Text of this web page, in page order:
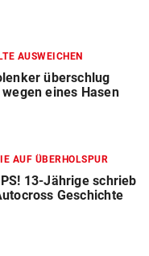
AUSWEICHEN
überschlug
eines Hasen
AUF ÜBERHOLSPUR
13-Jährige schrieb
Geschichte